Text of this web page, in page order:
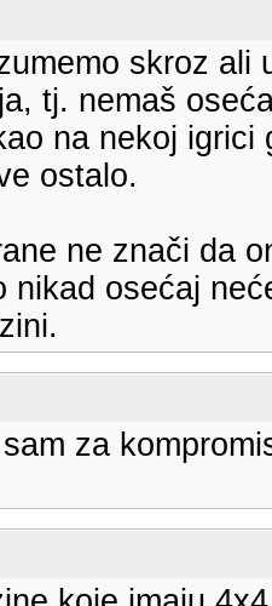
skroz ali
tj. nemaš
na nekoj
ostalo.
ne znači da
nikad osećaj
za